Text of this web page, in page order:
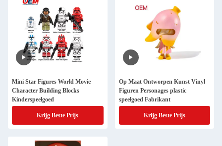
Mini Star Figures World Movie
Character Building Blocks
Kinderspeelgoed
Krijg Beste Prijs
Op Maat Ontworpen Kunst Vinyl
Figuren Personages plastic
speelgoed Fabrikant
Krijg Beste Prijs